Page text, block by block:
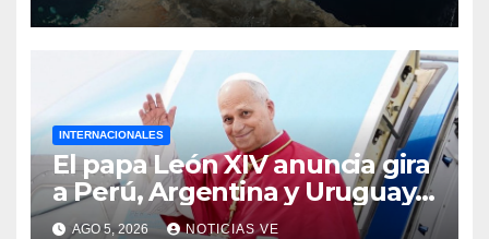
INTERNACIONALES
El papa León XIV anuncia gira
a Perú, Argentina y Uruguay
en noviembre
AGO 5, 2026 NOTICIAS VE